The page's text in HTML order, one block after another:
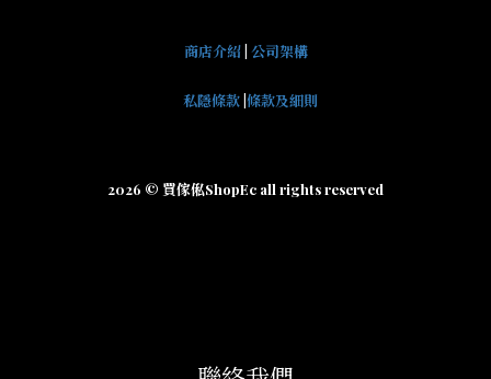
商店介紹| 公司架構
私隱條款 條款及細則
2026 © 買傢俬ShopEc all rights reserved